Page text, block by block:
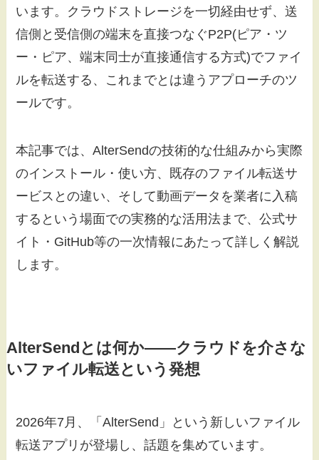
います。クラウドストレージを一切経由せず、送
信側と受信側の端末を直接つなぐP2P(ピア・ツ
ー・ピア、端末同士が直接通信する方式)でファイ
ルを転送する、これまでとは違うアプローチのツ
ールです。
本記事では、AlterSendの技術的な仕組みから実際
のインストール・使い方、既存のファイル転送サ
ービスとの違い、そして動画データを業者に入稿
するという場面での実務的な活用法まで、公式サ
イト・GitHub等の一次情報にあたって詳しく解説
します。
AlterSendとは何か——クラウドを介さな
いファイル転送という発想
2026年7月、「AlterSend」という新しいファイル
転送アプリが登場し、話題を集めています。